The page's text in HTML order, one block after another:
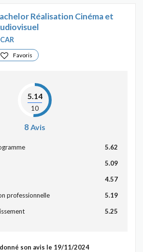
Réalisation Cinéma et
Favoris
5.14
10
8Avis
5.62
5.09
4.57
professionnelle 5.19
5.25
son avis le 19/11/2024